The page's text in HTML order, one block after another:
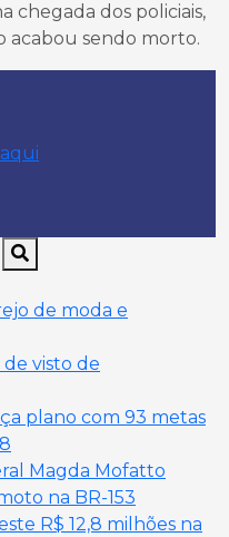
chegada dos policiais,
acabou sendo morto.
de moda e
visto de
plano com 93 metas
Magda Mofatto
na BR-153
R$ 12,8 milhões na